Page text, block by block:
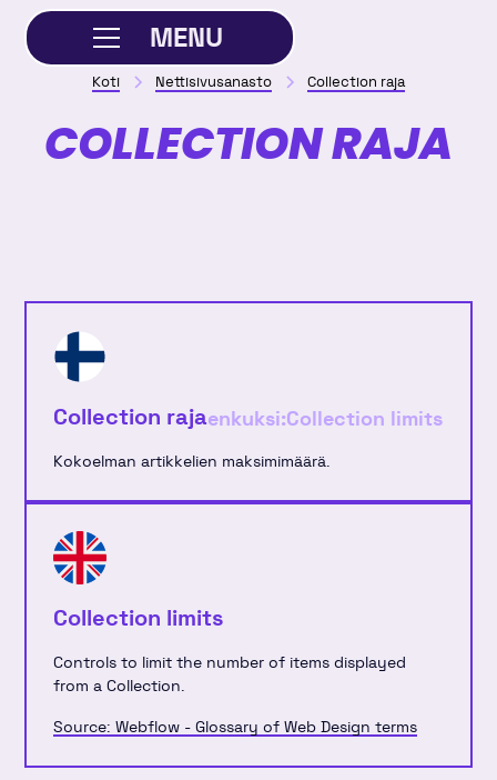
MENU
SULJE
Koti Nettisivusanasto Collection raja
COLLECTION RAJA
Collection rajaenkuksi:Collection limits
Kokoelman artikkelien maksimimäärä.
Collection limits
Controls to limit the number of items displayed
from a Collection.
Source: Webflow - Glossary of Web Design terms